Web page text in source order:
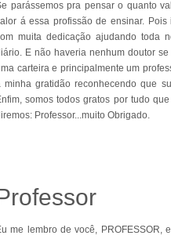
parássemos pra pensar o quanto
á essa profissão de ensinar.
muita dedicação ajudando toda
E não haveria nenhum doutor
carteira e principalmente um
minha gratidão reconhecendo que
somos todos gratos por tudo
Professor...muito Obrigado.
me lembro de você, PROFESSOR,